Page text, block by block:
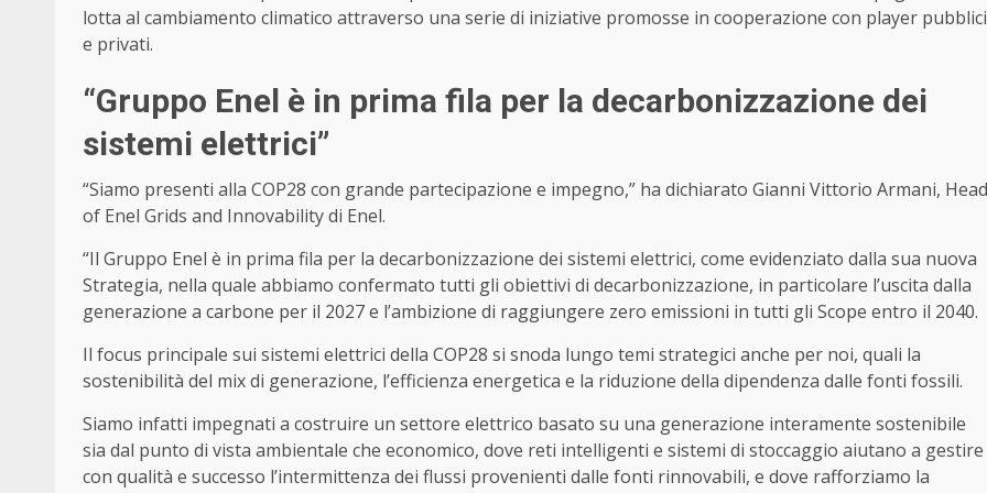
lotta al cambiamento climatico attraverso una serie di iniziative promosse in cooperazione con player pubblici
e privati.
“Gruppo Enel è in prima fila per la decarbonizzazione dei
sistemi elettrici”
“Siamo presenti alla COP28 con grande partecipazione e impegno,” ha dichiarato Gianni Vittorio Armani, Head
of Enel Grids and Innovability di Enel.
“Il Gruppo Enel è in prima fila per la decarbonizzazione dei sistemi elettrici, come evidenziato dalla sua nuova
Strategia, nella quale abbiamo confermato tutti gli obiettivi di decarbonizzazione, in particolare l’uscita dalla
generazione a carbone per il 2027 e l’ambizione di raggiungere zero emissioni in tutti gli Scope entro il 2040.
Il focus principale sui sistemi elettrici della COP28 si snoda lungo temi strategici anche per noi, quali la
sostenibilità del mix di generazione, l’efficienza energetica e la riduzione della dipendenza dalle fonti fossili.
Siamo infatti impegnati a costruire un settore elettrico basato su una generazione interamente sostenibile
sia dal punto di vista ambientale che economico, dove reti intelligenti e sistemi di stoccaggio aiutano a gestire
con qualità e successo l’intermittenza dei flussi provenienti dalle fonti rinnovabili, e dove rafforziamo la